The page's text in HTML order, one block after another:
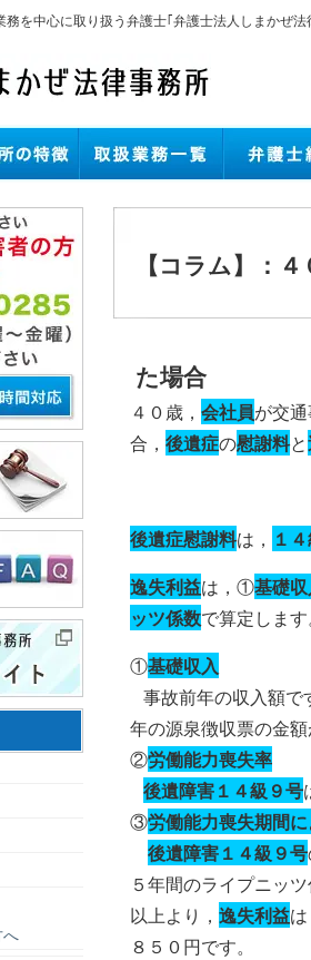
務を中心に取り扱う弁護士｢弁護士法人しまかぜ
【コラム】：
た場合
４０歳， 会社員が交
合， 後遺症の慰謝料と
後遺症慰謝料は， １
逸失利益は，①基礎
ッツ係数で算定します
①基礎収入
事故前年の収入額で
年の源泉徴収票の金
②労働能力喪失率
後遺障害１４級９号
③労働能力喪失期間
後遺障害１４級９号
５年間のライプニッ
以上より， 逸失利益
８５０円です。